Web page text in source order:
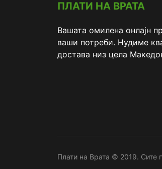
ПЛАТИ НА ВРАТА
Вашата омилена онлајн
ваши потреби. Нудиме
достава низ цела
Плати на Врата © 2019. Сите